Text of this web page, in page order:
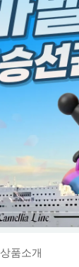
상품소개